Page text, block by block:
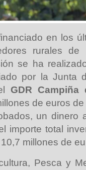
en los
rurales
se ha
por la Junta
GDR Campiña
de euros
un dinero
importe total
millones de
Pesca y